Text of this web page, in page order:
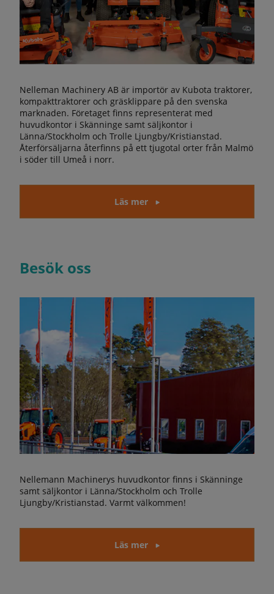
Nelleman Machinery AB är importör av Kubota traktorer,
kompakttraktorer och gräsklippare på den svenska
marknaden. Företaget finns representerat med
huvudkontor i Skänninge samt säljkontor i
Länna/Stockholm och Trolle Ljungby/Kristianstad.
Återförsäljarna återfinns på ett tjugotal orter från Malmö
i söder till Umeå i norr.
Läs mer
Besök oss
Nellemann Machinerys huvudkontor finns i Skänninge
samt säljkontor i Länna/Stockholm och Trolle
Ljungby/Kristianstad. Varmt välkommen!
Läs mer